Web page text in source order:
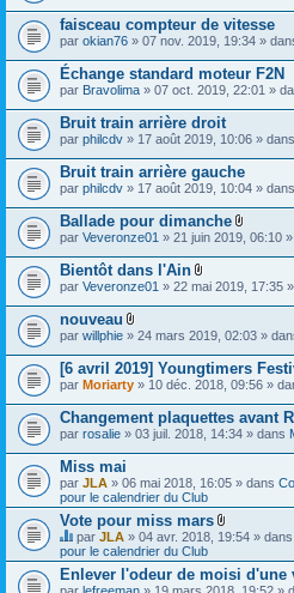
r
(
s
)
j
o
i
n
t
s
)
faisceau compteur de vitesse
par okian76 » 07 nov. 2019, 19:34 »
Échange standard moteur F2N
par Bravolima » 07 oct. 2019, 22:01 »
Bruit train arrière droit
par philcdv » 17 août 2019, 10:06 » dans
Bruit train arrière gauche
par philcdv » 17 août 2019, 10:04 » dans
Ballade pour dimanche
F
i
c
i
e
(
)
j
o
i
n
t
)
par Veveronze01 » 21 juin 2019, 06:10
Bientôt dans l'Ain
F
c
i
e
r
(
)
j
o
i
t
(
s
)
par Veveronze01 » 22 mai 2019, 17:35
nouveau
F
c
h
e
r
(
o
i
n
(
s
)
par willphie » 24 mars 2019, 02:03 »
[6 avril 2019] Youngtimers
par Moriarty » 10 déc. 2018, 09:56 »
Changement plaquettes avant
par rosalie » 03 juil. 2018, 14:34 » dans
Miss mai
par JLA » 06 mai 2018, 16:05 » dans
pour le calendrier du Club
Vote pour miss mars
F
c
h
i
C
e
s
par JLA » 04 avr. 2018, 19:54 » dans
pour le calendrier du Club
Enlever l'odeur de moisi d'une
par lefreeman » 19 mars 2018, 19:52 »